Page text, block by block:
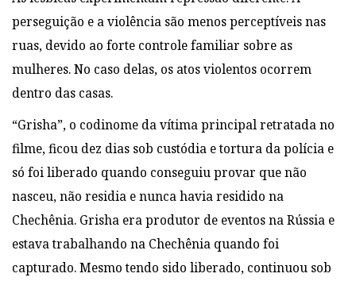
perseguição e aviolência são menos perceptíveis nas
ruas, devido ao forte controle familiar sobre as
mulheres. No caso delas, os atos violentos ocorrem
dentro das casas.
“Grisha”, o codinome da vítima principal retratada no
filme, ficou dez dias sob custódia e tortura da polícia e
só foi liberado quando conseguiu provar que não
nasceu, não residia e nunca havia residido na
Chechênia. Grisha era produtor de eventos naRússia e
estava trabalhando na Chechênia quando foi
capturado. Mesmo tendo sido liberado, continuou sob